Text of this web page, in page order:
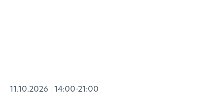
11.10.2026 14:00-21:00